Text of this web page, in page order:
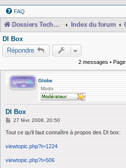
FAQ
Dossiers Techniques Index du forum
DI Box
Répondre
2 messages • Page
Globe
Modo
DI Box
M
s
g
27 févr. 2008, 20:50
Tout ce qu'il faut connaître à propos des DI box:
viewtopic.php?t=1224
viewtopic.php?t=506